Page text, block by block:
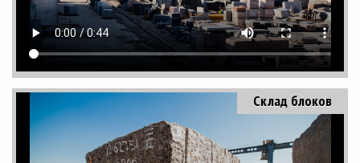
Склад блоков